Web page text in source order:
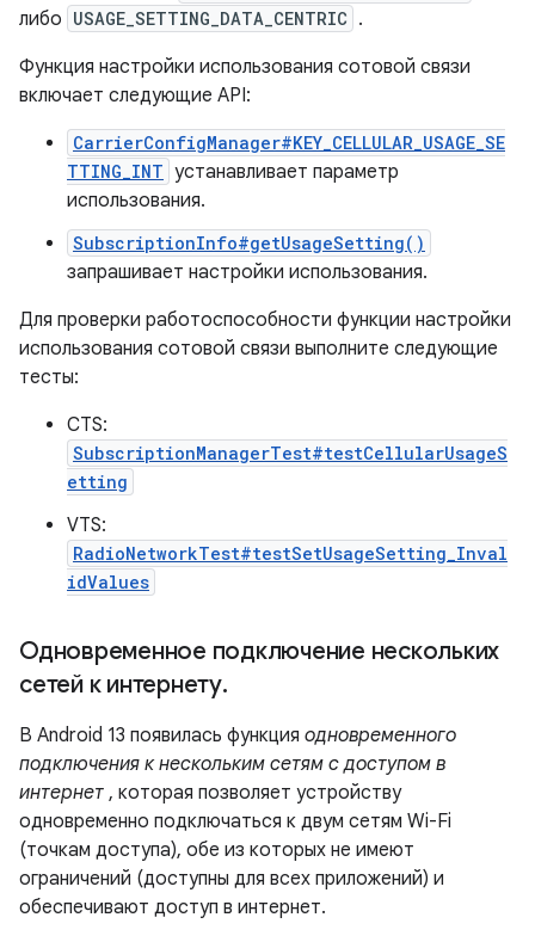
либо USAGE_SETTING_DATA_CENTRIC .
Функция настройки использования сотовой связи
включает следующие API:
CarrierConfigManager#KEY_CELLULAR_USAGE_SE
TTING_INT устанавливает параметр
использования.
SubscriptionInfo#getUsageSetting()
запрашивает настройки использования.
Для проверки работоспособности функции настройки
использования сотовой связи выполните следующие
тесты:
CTS:
SubscriptionManagerTest#testCellularUsageS
etting
VTS:
RadioNetworkTest#testSetUsageSetting_Inval
idValues
Одновременное подключение нескольких
сетей к интернету.
В Android 13 появилась функция одновременного
подключения к нескольким сетям с доступом в
интернет , которая позволяет устройству
одновременно подключаться к двум сетям Wi-Fi
(точкам доступа), обе из которых не имеют
ограничений (доступны для всех приложений) и
обеспечивают доступ в интернет.